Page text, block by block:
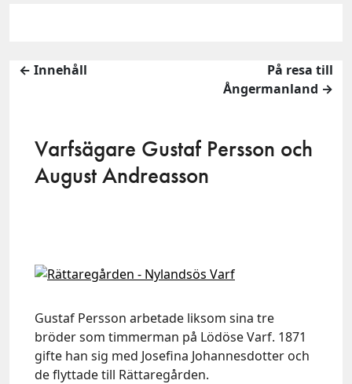
← Innehåll
På resa till
Ångermanland →
Varfsägare Gustaf Persson och
August Andreasson
Gustaf Persson arbetade liksom sina tre
bröder som timmerman på Lödöse Varf. 1871
gifte han sig med Josefina Johannesdotter och
de flyttade till Rättaregården.